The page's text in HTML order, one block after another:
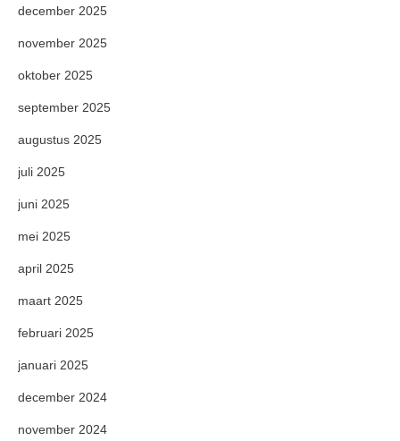
december 2025
november 2025
oktober 2025
september 2025
augustus 2025
juli 2025
juni 2025
mei 2025
april 2025
maart 2025
februari 2025
januari 2025
december 2024
november 2024